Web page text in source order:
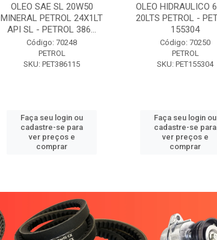
OLEO SAE SL 20W50
MINERAL PETROL 24X1LT
API SL - PETROL 386...
Código: 70248
PETROL
SKU: PET386115
Faça seu login ou
cadastre-se para
ver preços e
comprar
OLEO HIDRAULICO
20LTS PETROL -
155304
Código: 70250
PETROL
SKU: PET155304
Faça seu login ou
cadastre-se para
ver preços e
comprar